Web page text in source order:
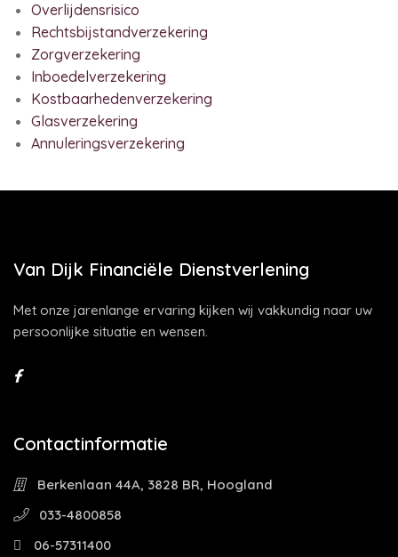
Overlijdensrisico
Rechtsbijstandverzekering
Zorgverzekering
Inboedelverzekering
Kostbaarhedenverzekering
Glasverzekering
Annuleringsverzekering
Van Dijk Financiële Dienstverlening
Met onze jarenlange ervaring kijken wij vakkundig naar uw
persoonlijke situatie en wensen.
Contactinformatie
Berkenlaan 44A, 3828 BR, Hoogland
033-4800858
06-57311400